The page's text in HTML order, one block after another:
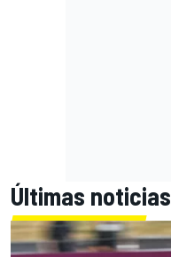
Últimas noticias